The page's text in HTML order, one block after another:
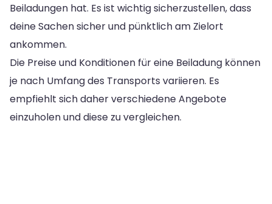
Beiladungen hat. Es ist wichtig sicherzustellen, dass
deine Sachen sicher und pünktlich am Zielort
ankommen.
Die Preise und Konditionen für eine Beiladung können
je nach Umfang des Transports variieren. Es
empfiehlt sich daher verschiedene Angebote
einzuholen und diese zu vergleichen.